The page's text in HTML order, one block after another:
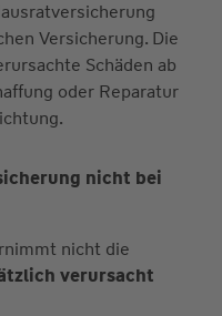
Versicherung. Die
Schäden ab
oder Reparatur
nicht bei
nicht die
verursacht